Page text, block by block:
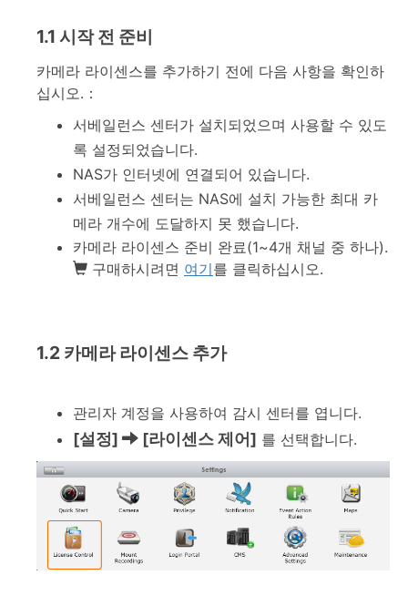
1.1 시작 전 준비
카메라 라이센스를 추가하기 전에 다음 사항을 확인하
십시오.：
서베일런스 센터가 설치되었으며 사용할 수 있도
록 설정되었습니다.
NAS가 인터넷에 연결되어 있습니다.
서베일런스 센터는 NAS에 설치 가능한 최대 카
메라 개수에 도달하지 못 했습니다.
카메라 라이센스 준비 완료(1~4개 채널 중 하나).
구매하시려면 여기를 클릭하십시오.
1.2 카메라 라이센스 추가
관리자 계정을 사용하여 감시 센터를 엽니다.
[설정] [라이센스 제어] 를 선택합니다.